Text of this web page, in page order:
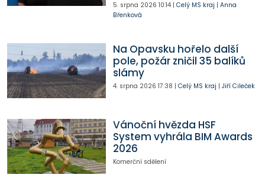
5. srpna 2026 10:14| Celý MS kraj | Anna
Břenková
Na Opavsku hořelo další
pole, požár zničil 35 balíků
slámy
4. srpna 2026 17:38 | Celý MS kraj | Jiří Cileček
Vánoční hvězda HSF
System vyhrála BIM Awards
2026
Komerční sdělení